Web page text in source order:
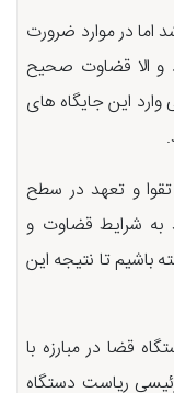
در موارد ضرورت
و الا قضاوت صحیح
این جایگاه های
و تعهد در سطح
به شرایط قضاوت و
تا نتیجه این
قضا در مبارزه با
ریاست دستگاه